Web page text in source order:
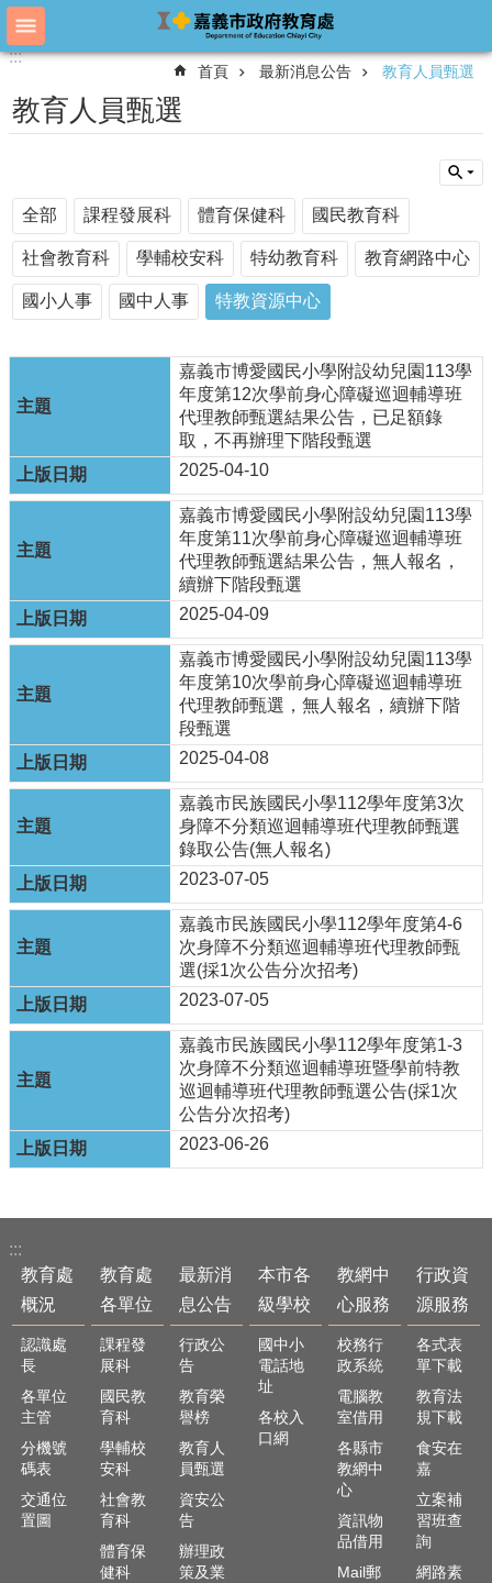
跳到主要內容區塊
進
搜
尋
教
育
處
概
況
育
各
位
最
消
息
告
各
學
校
網
心
服
政
資
源
務
學
資
服
技
職
教
育
服
務
社
大
樂
齡
::::::
首頁 最新消息公告 教育人員甄選
教育人員甄選
全部 課程發展科 體育保健科 國民教育科
社會教育科 學輔校安科 特幼教育科 教育網路中心
國小人事 國中人事 特教資源中心
嘉義市博愛國民小學附設幼兒園113學
年度第12次學前身心障礙巡迴輔導班
代理教師甄選結果公告，已足額錄
取，不再辦理下階段甄選
2025-04-10
嘉義市博愛國民小學附設幼兒園113學
年度第11次學前身心障礙巡迴輔導班
代理教師甄選結果公告，無人報名，
續辦下階段甄選
2025-04-09
嘉義市博愛國民小學附設幼兒園113學
年度第10次學前身心障礙巡迴輔導班
代理教師甄選，無人報名，續辦下階
段甄選
2025-04-08
嘉義市民族國民小學112學年度第3次
身障不分類巡迴輔導班代理教師甄選
錄取公告(無人報名)
2023-07-05
嘉義市民族國民小學112學年度第4-6
次身障不分類巡迴輔導班代理教師甄
選(採1次公告分次招考)
2023-07-05
嘉義市民族國民小學112學年度第1-3
次身障不分類巡迴輔導班暨學前特教
巡迴輔導班代理教師甄選公告(採1次
公告分次招考)
2023-06-26
:::
教育處
概況
認識處
長
各單位
主管
分機號
碼表
交通位
置圖
教育處
各單位
課程發
展科
國民教
育科
學輔校
安科
社會教
育科
體育保
健科
最新消
息公告
行政公
告
教育榮
譽榜
教育人
員甄選
資安公
告
辦理政
策及業
本市各
級學校
國中小
電話地
址
各校入
口網
教網中
心服務
校務行
政系統
電腦教
室借用
各縣市
教網中
心
資訊物
品借用
Mail郵
行政資
源服務
各式表
單下載
教育法
規下載
食安在
嘉
立案補
習班查
詢
網路素